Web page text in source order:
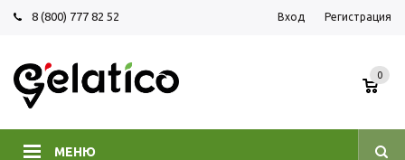
8 (800) 777 82 52 Вход Регистрация
МЕНЮ
0